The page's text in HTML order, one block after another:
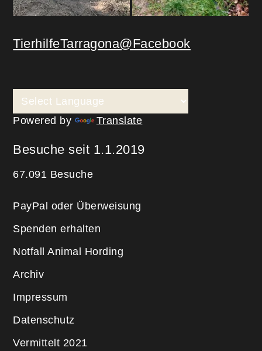
TierhilfeTarragona@Facebook
Powered by Translate
Besuche seit 1.1.2019
67.091 Besuche
PayPal oder Überweisung
Spenden erhalten
Notfall Animal Hording
Archiv
Impressum
Datenschutz
Vermittelt 2021